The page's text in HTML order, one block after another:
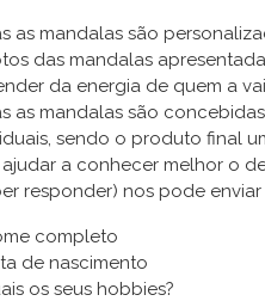
as mandalas são
das mandalas
da energia de quem a
as mandalas são
sendo o produto final
ajudar a conhecer melhor o
responder) nos pode
completo
de nascimento
os seus hobbies?